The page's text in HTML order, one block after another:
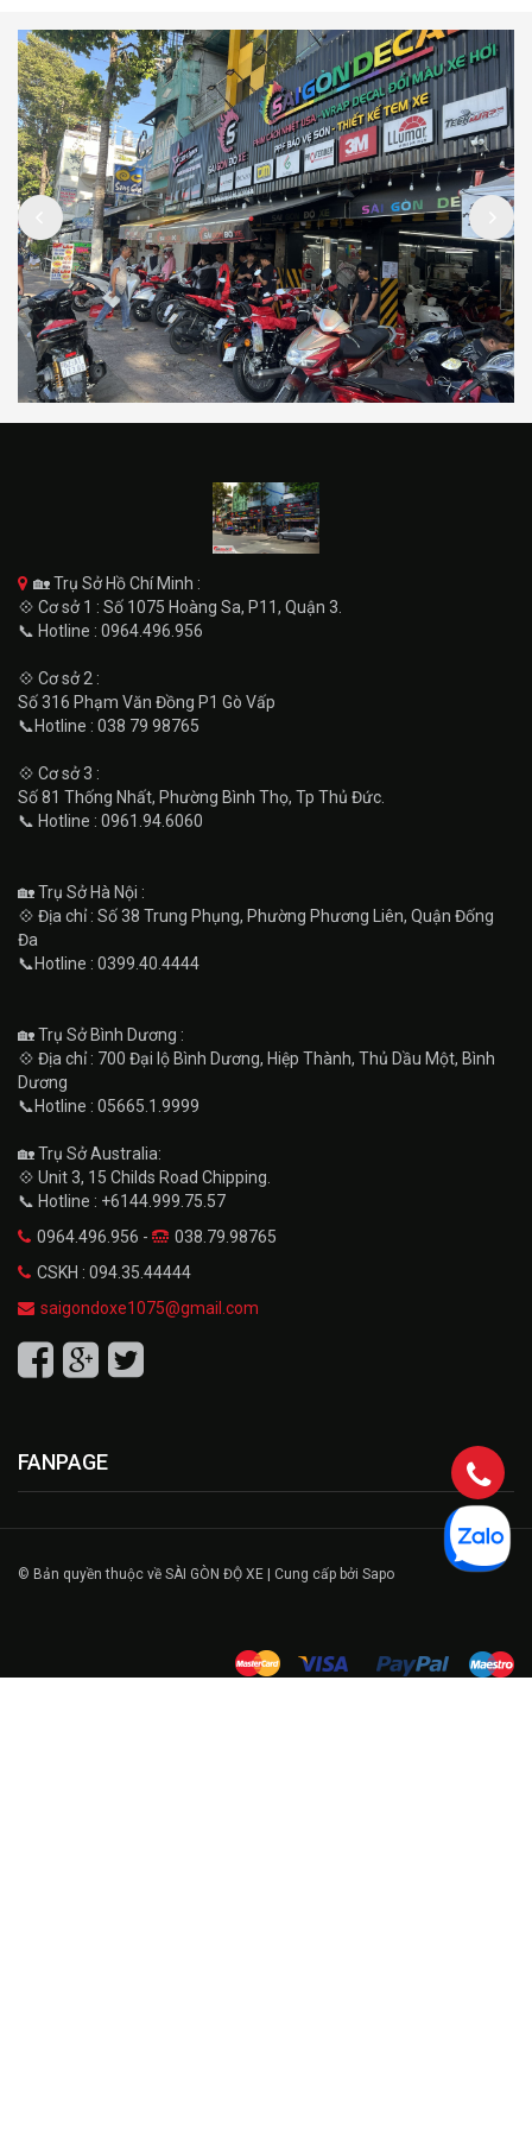
🏡 Trụ Sở Hồ Chí Minh :
💠 Cơ sở 1 : Số 1075 Hoàng Sa, P11, Quận 3.
📞 Hotline : 0964.496.956
💠 Cơ sở 2 :
Số 316 Phạm Văn Đồng P1 Gò Vấp
📞Hotline : 038 79 98765
💠 Cơ sở 3 :
Số 81 Thống Nhất, Phường Bình Thọ, Tp Thủ Đức.
📞 Hotline : 0961.94.6060
🏡 Trụ Sở Hà Nội :
💠 Địa chỉ : Số 38 Trung Phụng, Phường Phương Liên, Quận Đống
Đa
📞Hotline : 0399.40.4444
🏡 Trụ Sở Bình Dương :
💠 Địa chỉ : 700 Đại lộ Bình Dương, Hiệp Thành, Thủ Dầu Một, Bình
Dương
📞Hotline : 05665.1.9999
🏡 Trụ Sở Australia:
💠 Unit 3, 15 Childs Road Chipping.
📞 Hotline : +6144.999.75.57
0964.496.956 -
038.79.98765
CSKH : 094.35.44444
saigondoxe1075@gmail.com
FANPAGE
© Bản quyền thuộc về SÀI GÒN ĐỘ XE | Cung cấp bởi Sapo